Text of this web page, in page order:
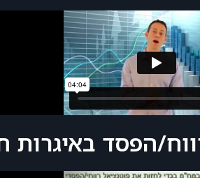
הפסד באיגרות